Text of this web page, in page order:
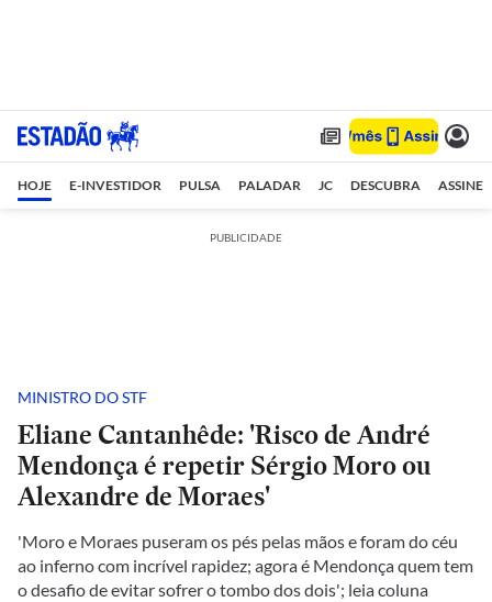
HOJE E-INVESTIDOR PULSA PALADAR JC DESCUBRA ASSINE
PUBLICIDADE
MINISTRO DO STF
Eliane Cantanhêde: 'Risco de André
Mendonça é repetir Sérgio Moro ou
Alexandre de Moraes'
'Moro e Moraes puseram os pés pelas mãos e foram do céu
ao inferno com incrível rapidez; agora é Mendonça quem tem
o desafio de evitar sofrer o tombo dos dois'; leia coluna